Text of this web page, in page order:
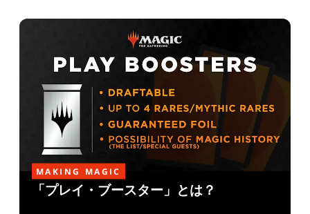
MAKING MAGIC
「プレイ・ブースター」とは？